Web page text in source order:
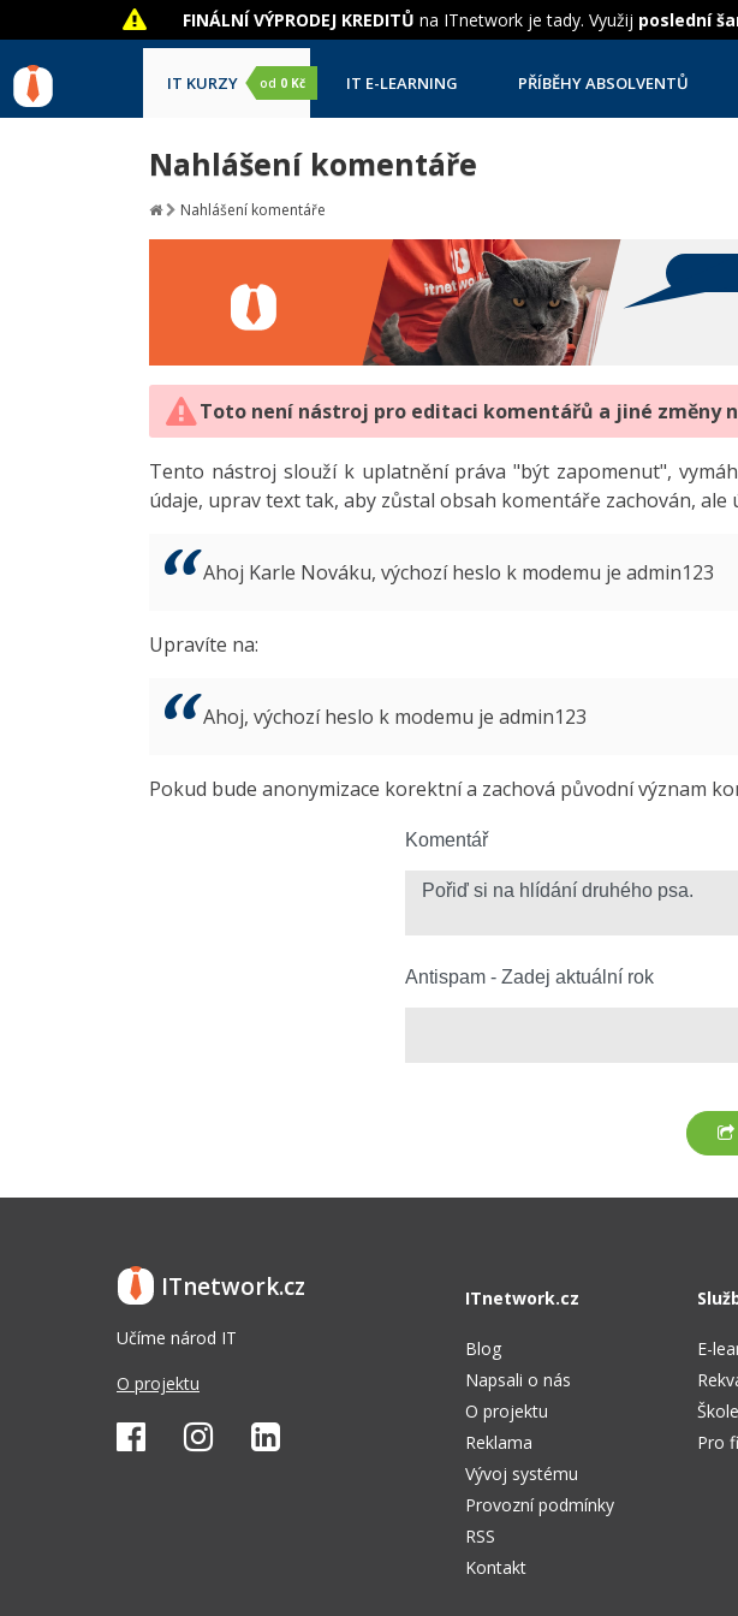
FINÁLNÍ VÝPRODEJ KREDITŮ na ITnetwork je tady. Využij poslední
IT KURZY od 0 Kč IT E-LEARNING PŘÍBĚHY ABSOLVENTŮ
Nahlášení komentáře
Nahlášení komentáře
Toto není nástroj pro editaci komentářů a jiné změny
Tento nástroj slouží k uplatnění práva "být zapomenut",
údaje, uprav text tak, aby zůstal obsah komentáře zachován, ale
Ahoj Karle Nováku, výchozí heslo k modemu je admin123
Upravíte na:
Ahoj, výchozí heslo k modemu je admin123
Pokud bude anonymizace korektní a zachová původní význam
Komentář
Antispam - Zadej aktuální rok
ITnetwork.cz
Učíme národ IT
O projektu
ITnetwork.cz
Blog
Napsali o nás
O projektu
Reklama
Vývoj systému
Provozní podmínky
RSS
Kontakt
E-
Pro